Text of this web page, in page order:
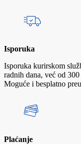
Isporuka
Isporuka kurirskom
radnih dana, već od
Moguće i besplatno
Plaćanje